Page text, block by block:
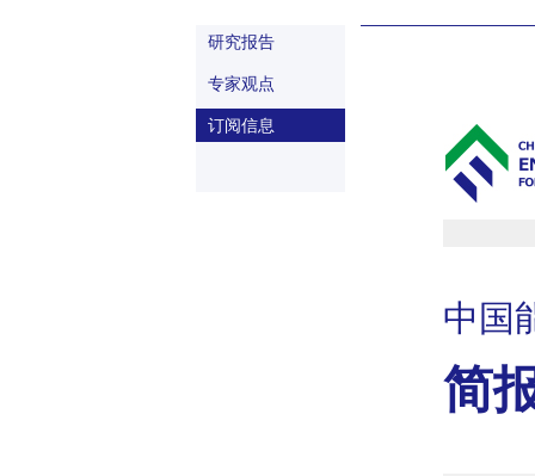
研究报告
专家观点
订阅信息
中国
简